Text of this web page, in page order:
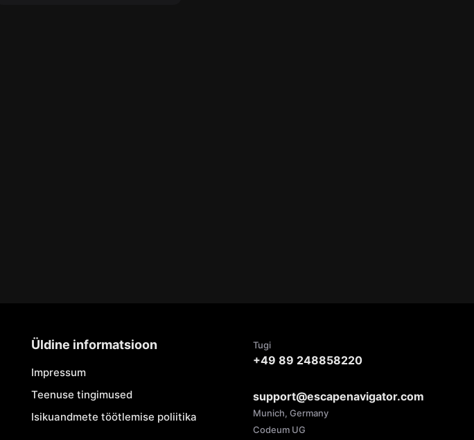
Üldine informatsioon
Impressum
Teenuse tingimused
Isikuandmete töötlemise poliitika
Tugi
+49 89 248858220
support@escapenavigator.com
Munich, Germany
Codeum UG